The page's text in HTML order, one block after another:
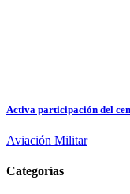
Activa participación del
Aviación Militar
Categorías